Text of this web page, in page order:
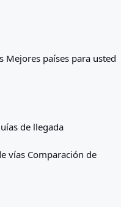
Mejores países para usted
de llegada
vías Comparación de